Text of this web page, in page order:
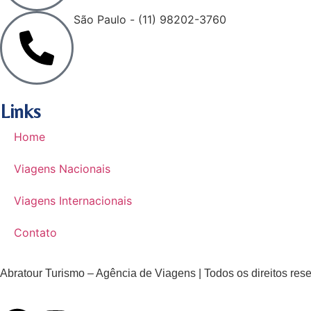
São Paulo - (11) 98202-3760
Links
Home
Viagens Nacionais
Viagens Internacionais
Contato
Abratour Turismo – Agência de Viagens | Todos os direitos